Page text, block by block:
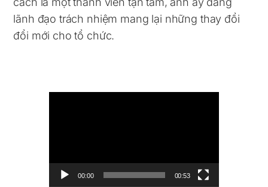
lãnh đạo trách nhiệm mang lại những thay đổi
đổi mới cho tổ chức.
00:00 00:53